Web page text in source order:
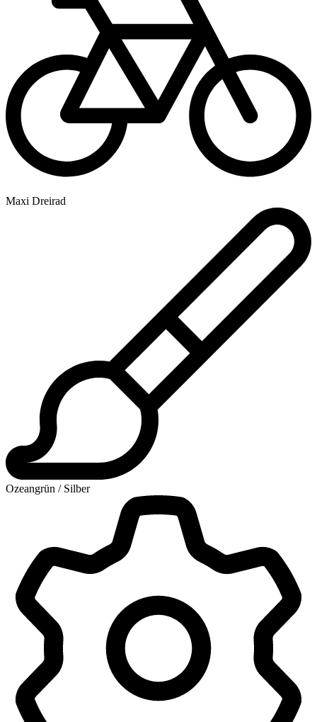
Maxi Dreirad
Ozeangrün / Silber